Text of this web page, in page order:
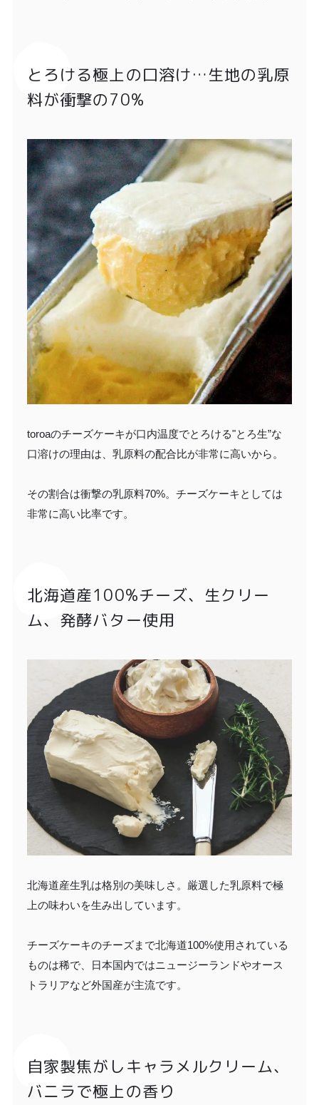
とろける極上の口溶け…生地の乳原
料が衝撃の70%
toroaのチーズケーキが口内温度でとろける"とろ生”な
口溶けの理由は、乳原料の配合比が非常に高いから。
その割合は衝撃の乳原料70%。チーズケーキとしては
非常に高い比率です。
北海道産100%チーズ、生クリー
ム、発酵バター使用
北海道産生乳は格別の美味しさ。厳選した乳原料で極
上の味わいを生み出しています。
チーズケーキのチーズまで北海道100%使用されている
ものは稀で、日本国内ではニュージーランドやオース
トラリアなど外国産が主流です。
自家製焦がしキャラメルクリーム、
バニラで極上の香り